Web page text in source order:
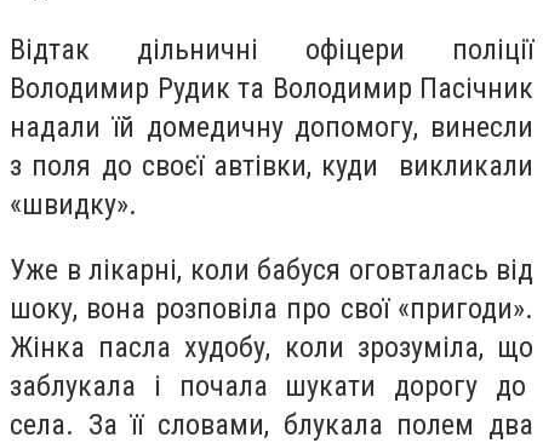
Відтак дільничні офіцери поліції
Володимир Рудик та Володимир Пасічник
надали їй домедичну допомогу, винесли
з поля до своєї автівки, куди викликали
«швидку».
Уже в лікарні, коли бабуся оговталась від
шоку, вона розповіла про свої «пригоди».
Жінка пасла худобу, коли зрозуміла, що
заблукала і почала шукати дорогу до
села. За її словами, блукала полем два